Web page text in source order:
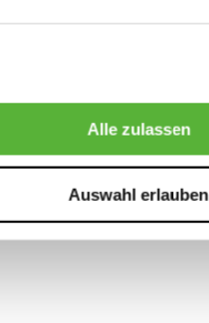
Alle zulassen
Auswahl erlauben